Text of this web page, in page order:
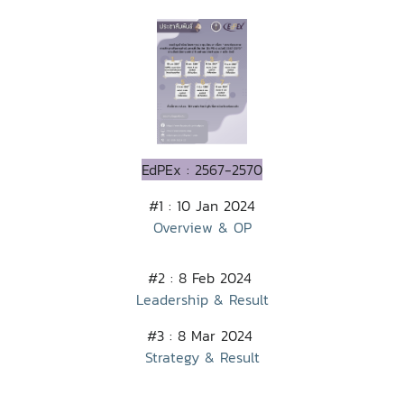
EdPEx : 2567-2570
#1 : 10 Jan 2024
Overview & OP
#2 : 8 Feb 2024
Leadership & Result
#3 : 8 Mar 2024
Strategy & Result